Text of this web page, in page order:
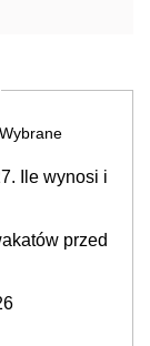
Wybrane
Ile wynosi i
przed